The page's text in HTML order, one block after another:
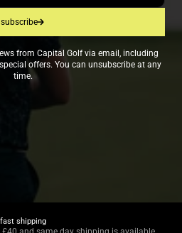
subscribe
from Capital Golf via email, including
offers. You can unsubscribe at any
time.
fast shipping